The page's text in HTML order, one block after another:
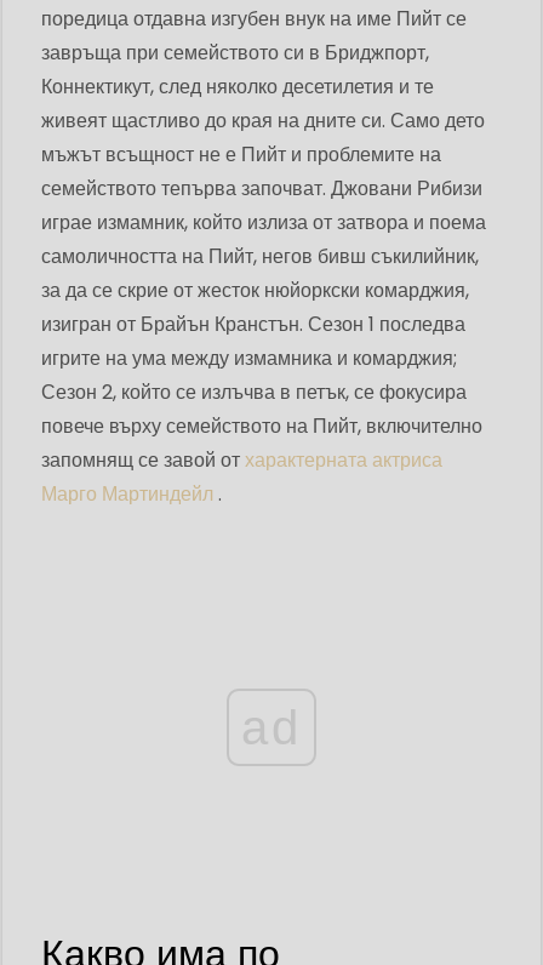
поредица отдавна изгубен внук на име Пийт се
завръща при семейството си в Бриджпорт,
Коннектикут, след няколко десетилетия и те
живеят щастливо до края на дните си. Само дето
мъжът всъщност не е Пийт и проблемите на
семейството тепърва започват. Джовани Рибизи
играе измамник, който излиза от затвора и поема
самоличността на Пийт, негов бивш съкилийник,
за да се скрие от жесток нюйоркски комарджия,
изигран от Брайън Кранстън. Сезон 1 последва
игрите на ума между измамника и комарджия;
Сезон 2, който се излъчва в петък, се фокусира
повече върху семейството на Пийт, включително
запомнящ се завой отхарактерната актриса
Марго Мартиндейл .
ad
Какво има по